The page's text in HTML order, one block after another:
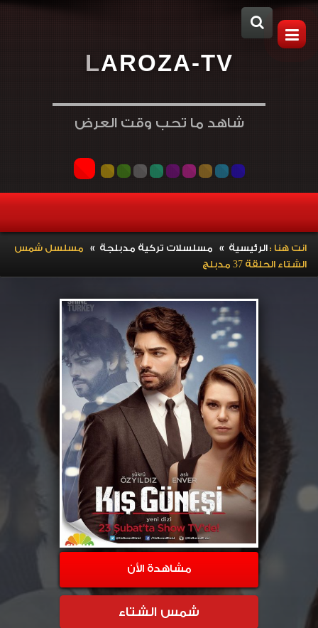
LAROZA-TV
شاهد ما تحب وقت العرض
انت هنا :الرئيسية » مسلسلات تركية مدبلجة » مسلسل شمس
الشتاء الحلقة 37 مدبلج
مشاهدة الأن
شمس الشتاء